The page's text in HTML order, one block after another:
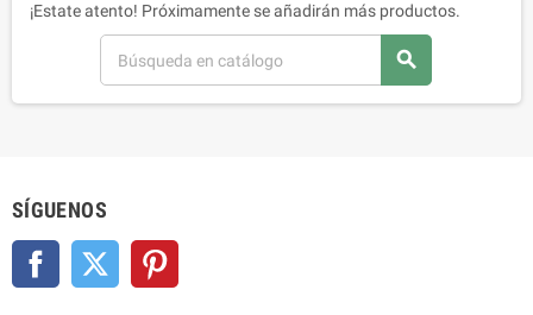
¡Estate atento! Próximamente se añadirán más productos.
search
SÍGUENOS
Facebook Twitter